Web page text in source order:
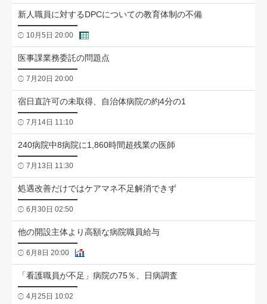
新人職員に対するDPCについての教育体制の不備
10月5日 20:00
医事課業務委託の問題点
7月20日 20:00
宿日直許可の未取得、自治体病院の約4分の1
7月14日 11:10
240病院中8病院に1,860時間超残業の医師
7月13日 11:30
処遇改善だけではケアマネ不足解消できず
6月30日 02:50
他の開設主体より高額な病院職員給与
6月8日 20:00
「看護職員が不足」病院の75％、日病調査
4月25日 10:02